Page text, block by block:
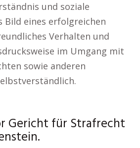
und soziale
Bild eines erfolgreichen
Verhalten und
im Umgang mit
sowie anderen
Gericht für Strafrecht